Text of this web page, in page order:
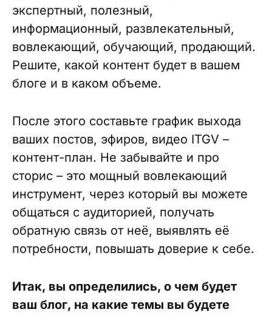
экспертный, полезный,
информационный, развлекательный,
вовлекающий, обучающий, продающий.
Решите, какой контент будет в вашем
блоге и в каком объеме.
После этого составьте график выхода
ваших постов, эфиров, видео ITGV –
контент-план. Не забывайте и про
сторис – это мощный вовлекающий
инструмент, через который вы можете
общаться с аудиторией, получать
обратную связь от неё, выявлять её
потребности, повышать доверие к себе.
Итак, вы определились, о чем будет
ваш блог, на какие темы вы будете